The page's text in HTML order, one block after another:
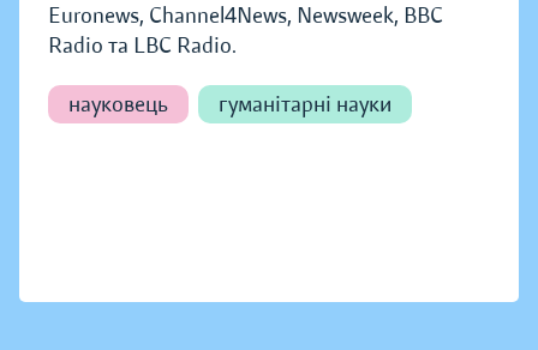
Euronews, Channel4News, Newsweek, BBC
Radio та LBC Radio.
науковець гуманітарні науки